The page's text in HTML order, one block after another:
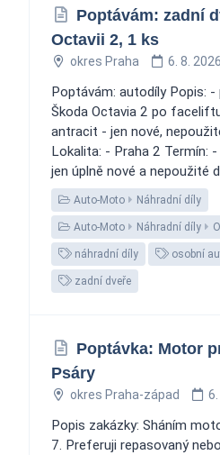
Poptávám: zadní
Octavii 2, 1 ks
okres Praha 6. 8. 2026
Poptávám: autodíly Popis:
Škoda Octavia 2 po
antracit - jen nové,
Lokalita: - Praha 2 Termín:
jen úplně nové a nepoužité
Auto-Moto Náhradní díly
Auto-Moto Náhradní díly
náhradní díly osobní
zadní dveře
Poptávka: Motor
Psáry
okres Praha-západ
Popis zakázky: Sháním
7. Preferuji repasovaný